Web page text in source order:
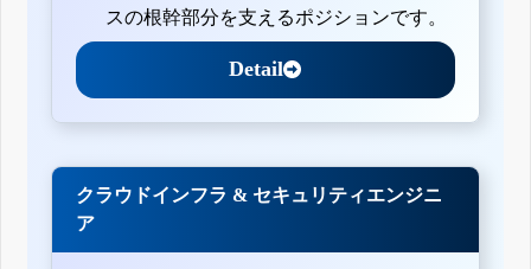
スの根幹部分を支えるポジションです。
Detail
クラウドインフラ & セキュリティエンジニ
ア